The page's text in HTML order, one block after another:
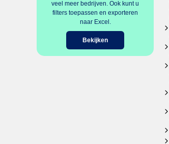
veel meer bedrijven. Ook kunt u
filters toepassen en exporteren
naar Excel.
Bekijken